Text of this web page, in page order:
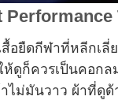
อยืดกีฬาที่หลีกเ
ดูก็ควรเป็นคอก
ไม่มันวาว ผ้าที่ดู